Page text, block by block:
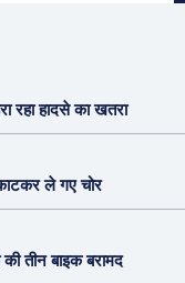
रहा हादसे का खतरा
ले गए चोर
तीन बाइक बरामद